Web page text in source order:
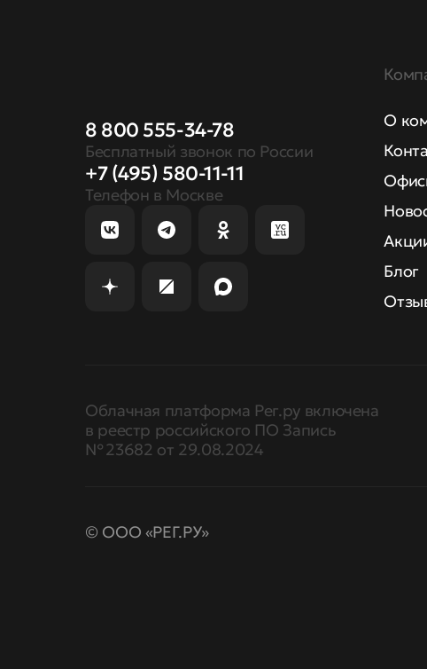
8 800 555-34-78
Бесплатный звонок по России
+7 (495) 580-11-11
Телефон в Москве
О
Блог
Облачная платформа Рег.ру включена
в реестр российского ПО Запись
№ 23682 от 29.08.2024
© ООО «РЕГ.РУ»